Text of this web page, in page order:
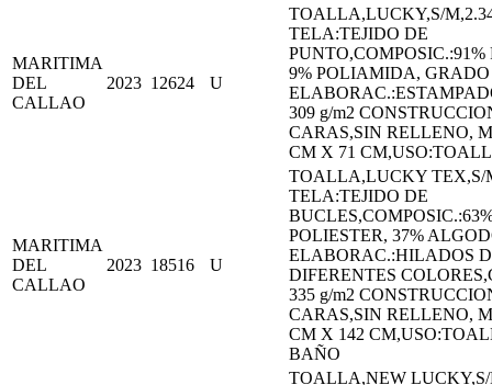
MARITIMA
DEL
CALLAO
2023 12624 U
TOALLA,LUCKY,S/
TELA:TEJIDO DE
PUNTO,COMPOSIC.:91%
9% POLIAMIDA, GRADO
309 g/m2
CARAS,SIN RELLENO,
CM X 71
MARITIMA
DEL
CALLAO
2023 18516 U
TOALLA,LUCKY TEX,S/
TELA:TEJIDO DE
POLIESTER, 37%
ELABORAC.:HILADOS
DIFERENTES
335 g/m2
CARAS,SIN RELLENO,
CM X 142
BAÑO
TOALLA,NEW LUCKY,S/